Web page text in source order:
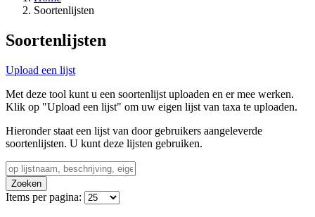
Soortenlijsten
Soortenlijsten
Upload een lijst
Met deze tool kunt u een soortenlijst uploaden en er mee werken.
Klik op "Upload een lijst" om uw eigen lijst van taxa te uploaden.
Hieronder staat een lijst van door gebruikers aangeleverde
soortenlijsten. U kunt deze lijsten gebruiken.
Zoeken
Items per pagina: